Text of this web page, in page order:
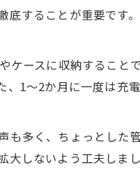
える工夫
ン
解説
テナンス
することが重要です
ースに収納すること
1〜2か月に一度は充
も多く、ちょっとした
しないよう工夫しまし